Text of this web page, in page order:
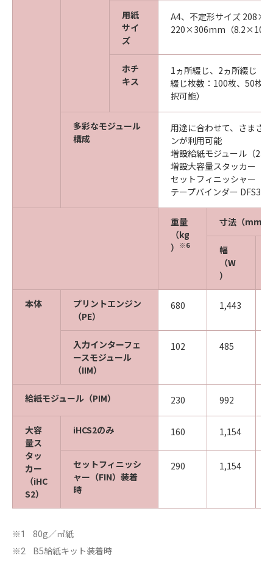
用紙
サイ
ズ
A4、不定形サイズ
220×306mm（
ホチ
キス
1ヵ所綴じ、2ヵ所綴じ
綴じ枚数：100枚、50枚
択可能）
多彩なモジュール
構成
用途に合わせて、さまざ
ンが利用可能
増設給紙モジュール（2、
増設大容量スタッカー（2
セットフィニッシャー
テープバインダー DFS30
重量
（kg
）
※6
寸法（mm）
幅
（W
）
本体
プリントエンジン
（PE）
680 1,443
入力インターフェ
ースモジュール
（IIM）
102 485
給紙モジュール（PIM） 230 992
大容
量ス
タッ
カー
（iHC
S2）
iHCS2のみ 160 1,154
セットフィニッシ
ャー（FIN）装着
時
290 1,154
※1 80g／㎡紙
※2 B5給紙キット装着時